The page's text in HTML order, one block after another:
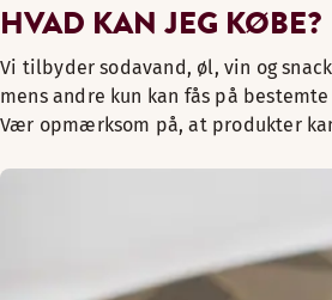
HVAD KAN JEG KØBE?
Vi tilbyder sodavand, øl, vin og
mens andre kun kan fås på
Vær opmærksom på, at produkter